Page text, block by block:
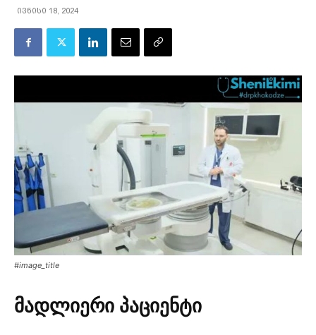
ივნისი 18, 2024
#image_title
მადლიერი პაციენტი